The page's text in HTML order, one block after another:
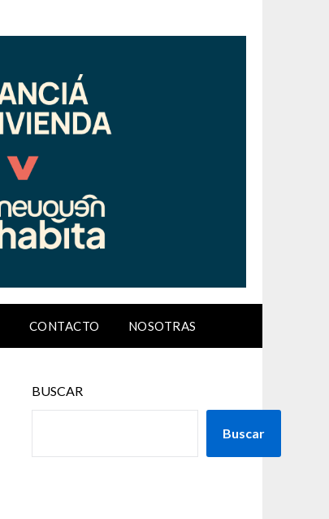
CONTACTO NOSOTRAS
BUSCAR
Buscar